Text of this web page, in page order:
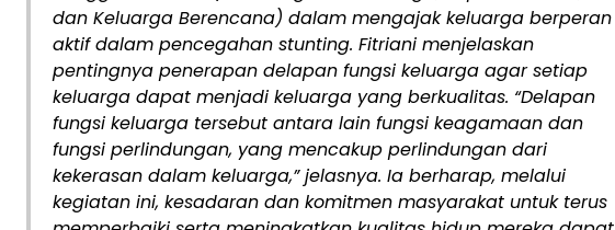
dan Keluarga Berencana) dalam mengajak keluarga berperan
aktif dalam pencegahan stunting. Fitriani menjelaskan
pentingnya penerapan delapan fungsi keluarga agar setiap
keluarga dapat menjadi keluarga yang berkualitas. “Delapan
fungsi keluarga tersebut antara lain fungsi keagamaan dan
fungsi perlindungan, yang mencakup perlindungan dari
kekerasan dalam keluarga,” jelasnya. Ia berharap, melalui
kegiatan ini, kesadaran dan komitmen masyarakat untuk terus